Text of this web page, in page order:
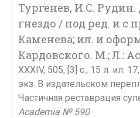
Тургенев, И.С.
гнездо / под ред. и с
Каменева; ил. и
Кардовского. М.; Л.:
XXXIV, 505, [3] с., 15 л. ил.
экз. В издательском
Частичная реставрация
Academia № 590